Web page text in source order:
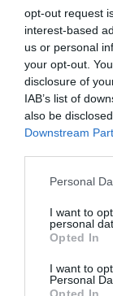
opt-out request
interest-based
us or personal
your opt-out.
disclosure of
IAB’s list of
also be
Downstream
Personal
I want to
personal
Opted In
I want to
Personal
Opted In
en el exterior
que añadir la
dehesa con
necesitaba
por ser
Alemania
musical de
que pase
tal que no se
retransmitido
Como dijo